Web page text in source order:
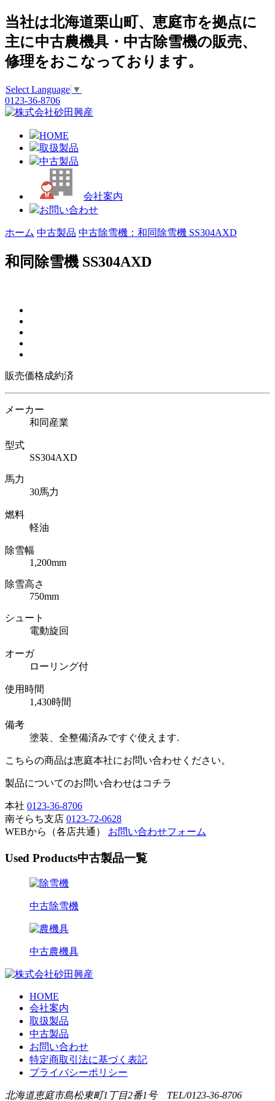
当社は北海道栗山町、恵庭市を拠点に
主に中古農機具・中古除雪機の販売、
修理をおこなっております。
Select Language ▼
0123-36-8706
HOME
取扱製品
中古製品
会社案内
お問い合わせ
ホーム 中古製品 中古除雪機：和同除雪機 SS304AXD
和同除雪機 SS304AXD
販売価格成約済
メーカー
和同産業
型式
SS304AXD
馬力
30馬力
燃料
軽油
除雪幅
1,200mm
除雪高さ
750mm
シュート
電動旋回
オーガ
ローリング付
使用時間
1,430時間
備考
塗装、全整備済みですぐ使えます.
こちらの商品は恵庭本社にお問い合わせください。
製品についてのお問い合わせはコチラ
本社 0123-36-8706
南そらち支店 0123-72-0628
WEBから（各店共通） お問い合わせフォーム
Used Products中古製品一覧
中古除雪機
中古農機具
HOME
会社案内
取扱製品
中古製品
お問い合わせ
特定商取引法に基づく表記
プライバシーポリシー
北海道恵庭市島松東町1丁目2番1号 TEL/0123-36-8706